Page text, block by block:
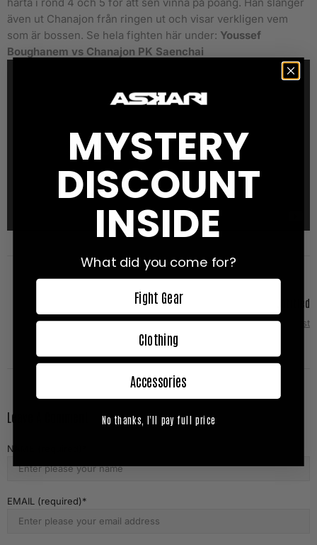
även ut Chanajon från ringen ut och visar verkligen vem
som är bossen. Se hela fighten här under: Youssef
Boughanem vs Chanajon PK Saenchai
Untitled
Next Post
Leave A Comment
NAME (required)
EMAIL (required)
MYSTERY
DISCOUNT
INSIDE
What did you come for?
Fight Gear
Clothing
Accessories
No thanks, I'll pay full price